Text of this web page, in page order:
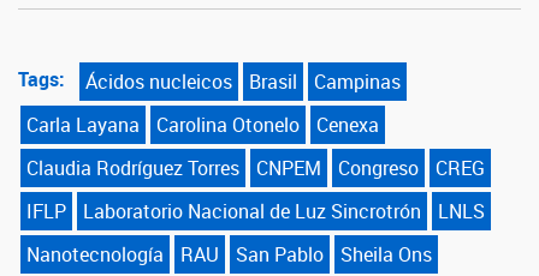
Tags: Ácidos nucleicos Brasil
Campinas
Carla Layana
Carolina Otonelo
Cenexa
Claudia Rodríguez Torres
CNPEM Congreso
CREG
IFLP
Laboratorio Nacional de Luz Sincrotrón
LNLS
Nanotecnología
RAU San Pablo
Sheila Ons